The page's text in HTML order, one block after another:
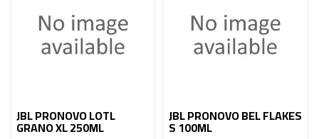
JBL PRONOVO LOTL
GRANO XL 250ML
JBL PRONOVO BEL FLAKES
S 100ML